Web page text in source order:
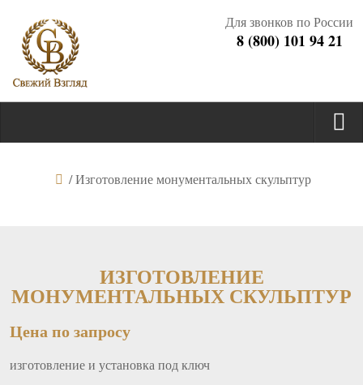
Для звонков по России
8 (800) 101 94 21
/Изготовление монументальных скульптур
ИЗГОТОВЛЕНИЕ
МОНУМЕНТАЛЬНЫХ СКУЛЬПТУР
Цена по запросу
изготовление и установка под ключ